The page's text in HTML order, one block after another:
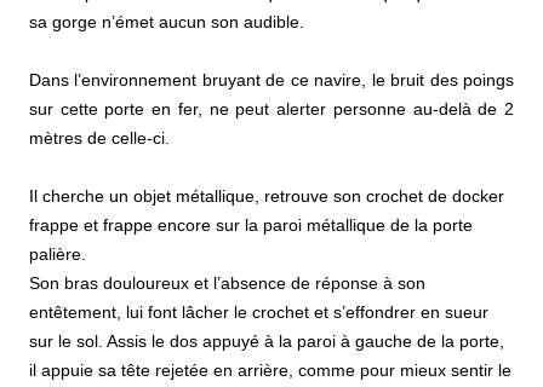
sa gorge n’émet aucun son audible.
Dans l’environnement bruyant de ce navire, le bruit des poings
sur cette porte en fer, ne peut alerter personne au-delà de 2
mètres de celle-ci.
Il cherche un objet métallique, retrouve son crochet de docker
frappe et frappe encore sur la paroi métallique de la porte
palière.
Son bras douloureux et l’absence de réponse à son
entêtement, lui font lâcher le crochet et s’effondrer en sueur
sur le sol. Assis le dos appuyé à la paroi à gauche de la porte,
il appuie sa tête rejetée en arrière, comme pour mieux sentir le